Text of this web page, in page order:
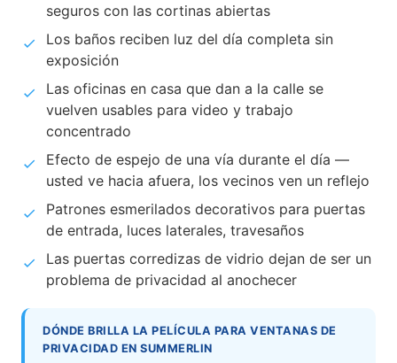
seguros con las cortinas abiertas
Los baños reciben luz del día completa sin
exposición
Las oficinas en casa que dan a la calle se
vuelven usables para video y trabajo
concentrado
Efecto de espejo de una vía durante el día —
usted ve hacia afuera, los vecinos ven un reflejo
Patrones esmerilados decorativos para puertas
de entrada, luces laterales, travesaños
Las puertas corredizas de vidrio dejan de ser un
problema de privacidad al anochecer
DÓNDE BRILLA LA PELÍCULA PARA VENTANAS DE
PRIVACIDAD EN SUMMERLIN